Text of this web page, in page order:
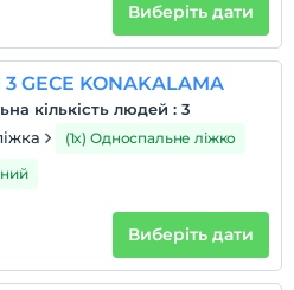
не стягується
для 1 дітей віком до 6
Виберіть дати
3 GECE KONAKALAMA
кількість людей : 3
(1x) Односпальне ліжко
Виберіть дати